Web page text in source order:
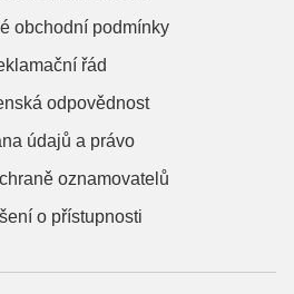
obchodní podmínky
řád
odpovědnost
údajů a právo
oznamovatelů
o přístupnosti